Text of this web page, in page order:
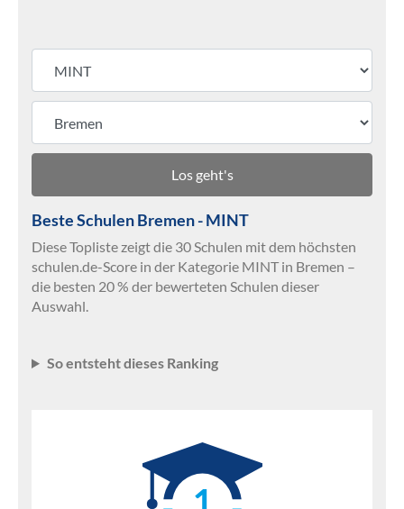
Los geht's
Beste Schulen Bremen - MINT
Diese Topliste zeigt die 30 Schulen mit dem höchsten
schulen.de-Score in der Kategorie MINT in Bremen –
die besten 20 % der bewerteten Schulen dieser
Auswahl.
So entsteht dieses Ranking